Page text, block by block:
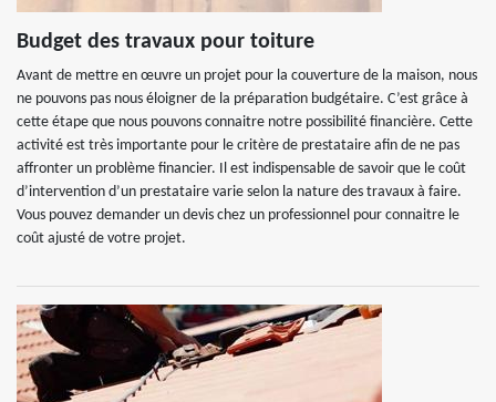
Budget des travaux pour toiture
Avant de mettre en œuvre un projet pour la couverture de la maison, nous
ne pouvons pas nous éloigner de la préparation budgétaire. C’est grâce à
cette étape que nous pouvons connaitre notre possibilité financière. Cette
activité est très importante pour le critère de prestataire afin de ne pas
affronter un problème financier. Il est indispensable de savoir que le coût
d’intervention d’un prestataire varie selon la nature des travaux à faire.
Vous pouvez demander un devis chez un professionnel pour connaitre le
coût ajusté de votre projet.